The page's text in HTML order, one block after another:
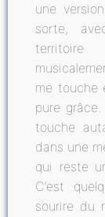
une
sorte,
me touche
pure grâce.
touche
dans une
qui reste
C’est
sourire du